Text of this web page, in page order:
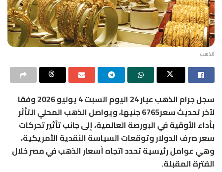
الذهب
سجل جرام الذهب عيار 24 اليوم السبت 4 يوليو 2026 وفقا
لآخر تحديث سعر6765 جنيها، ويواصل الذهب المحلي التأثر
بأداء الأوقية في البورصة العالمية، إلى جانب تأثير تحركات
سعر صرف الدولار وتوقعات السياسة النقدية الأمريكية،
وهي عوامل رئيسية تحدد اتجاه أسعار الذهب في مصر خلال
الفترة المقبلة.